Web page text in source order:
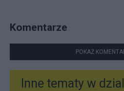
Komentarze
POKAŻ
Inne tematy w